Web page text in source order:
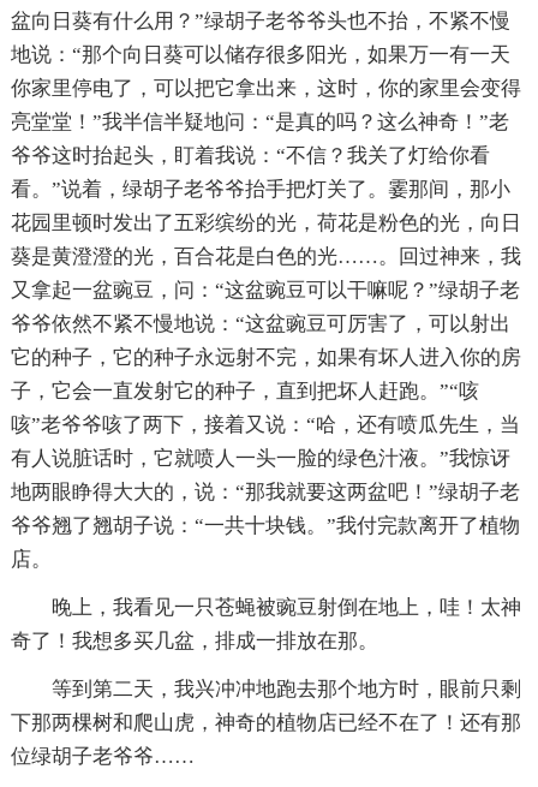
盆向日葵有什么用？”绿胡子老爷爷头也不抬，不紧不慢
地说：“那个向日葵可以储存很多阳光，如果万一有一天
你家里停电了，可以把它拿出来，这时，你的家里会变得
亮堂堂！”我半信半疑地问：“是真的吗？这么神奇！”老
爷爷这时抬起头，盯着我说：“不信？我关了灯给你看
看。”说着，绿胡子老爷爷抬手把灯关了。霎那间，那小
花园里顿时发出了五彩缤纷的光，荷花是粉色的光，向日
葵是黄澄澄的光，百合花是白色的光……。回过神来，我
又拿起一盆豌豆，问：“这盆豌豆可以干嘛呢？”绿胡子老
爷爷依然不紧不慢地说：“这盆豌豆可厉害了，可以射出
它的种子，它的种子永远射不完，如果有坏人进入你的房
子，它会一直发射它的种子，直到把坏人赶跑。”“咳
咳”老爷爷咳了两下，接着又说：“哈，还有喷瓜先生，当
有人说脏话时，它就喷人一头一脸的绿色汁液。”我惊讶
地两眼睁得大大的，说：“那我就要这两盆吧！”绿胡子老
爷爷翘了翘胡子说：“一共十块钱。”我付完款离开了植物
店。
晚上，我看见一只苍蝇被豌豆射倒在地上，哇！太神
奇了！我想多买几盆，排成一排放在那。
等到第二天，我兴冲冲地跑去那个地方时，眼前只剩
下那两棵树和爬山虎，神奇的植物店已经不在了！还有那
位绿胡子老爷爷……